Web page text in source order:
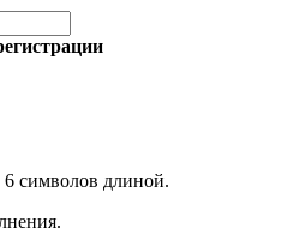
символов длиной.